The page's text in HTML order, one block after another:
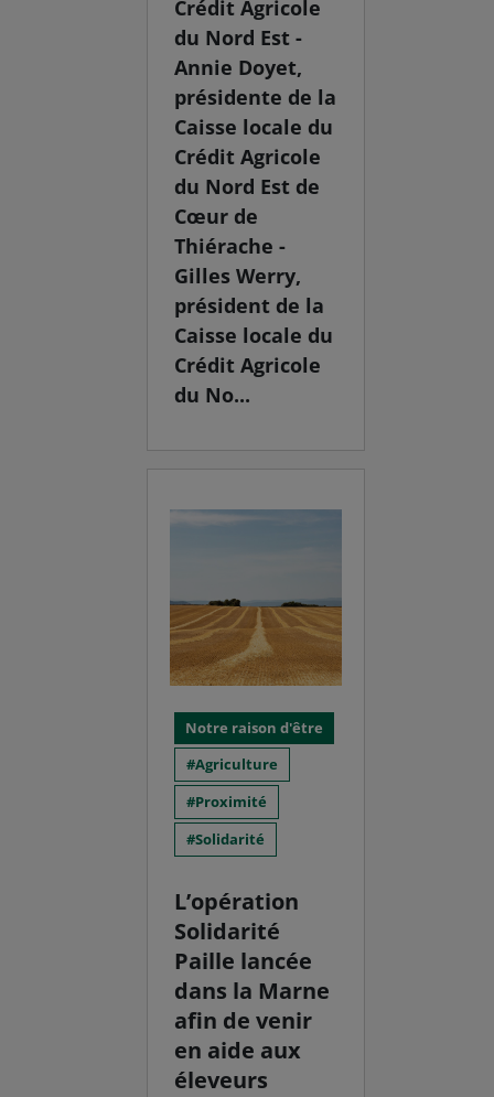
Crédit Agricole
du Nord Est -
Annie Doyet,
présidente de la
Caisse locale du
Crédit Agricole
du Nord Est de
Cœur de
Thiérache -
Gilles Werry,
président de la
Caisse locale du
Crédit Agricole
du No...
Notre raison d'être
Agriculture
Proximité
Solidarité
L’opération
Solidarité
Paille lancée
dans la Marne
afin de venir
en aide aux
éleveurs